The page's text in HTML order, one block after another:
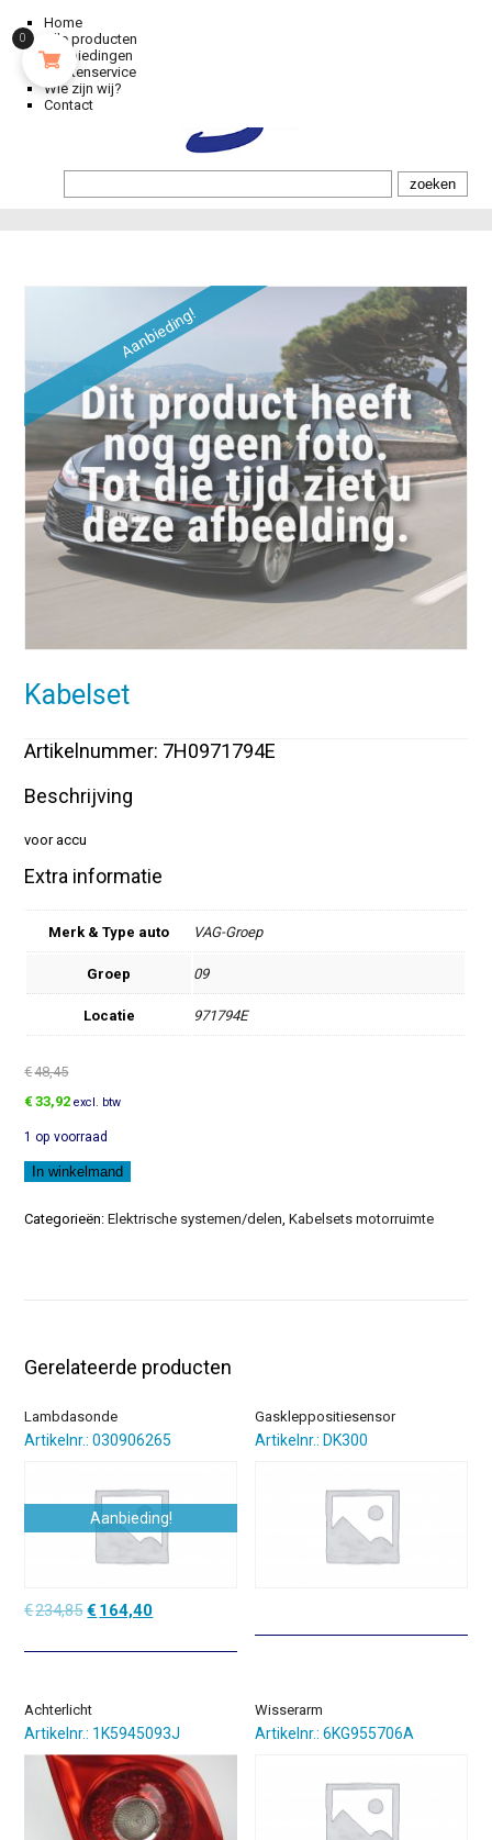
Home
Alle producten
Aanbiedingen
Klantenservice
Wie zijn wij?
Contact
Aanbieding!
Kabelset
Artikelnummer: 7H0971794E
Beschrijving
voor accu
Extra informatie
Merk & Type auto VAG-Groep
Groep 09
Locatie 971794E
€48,45
Oorspronkelijke
was:
€48,45.
€33,92Huidige
is:
€33,92.
excl. btw
1 op voorraad
Kabelset
aantal
In winkelmand
Categorieën:Elektrische systemen/delen,Kabelsets motorruimte
Gerelateerde producten
Lambdasonde
Artikelnr.: 030906265
Aanbieding!
€234,85Oorspronkelijke
was:
€ 164,40Huidige
is:
Gaskleppositiesensor
Artikelnr.: DK300
Achterlicht
Artikelnr.: 1K5945093J
Wisserarm
Artikelnr.: 6KG955706A
0